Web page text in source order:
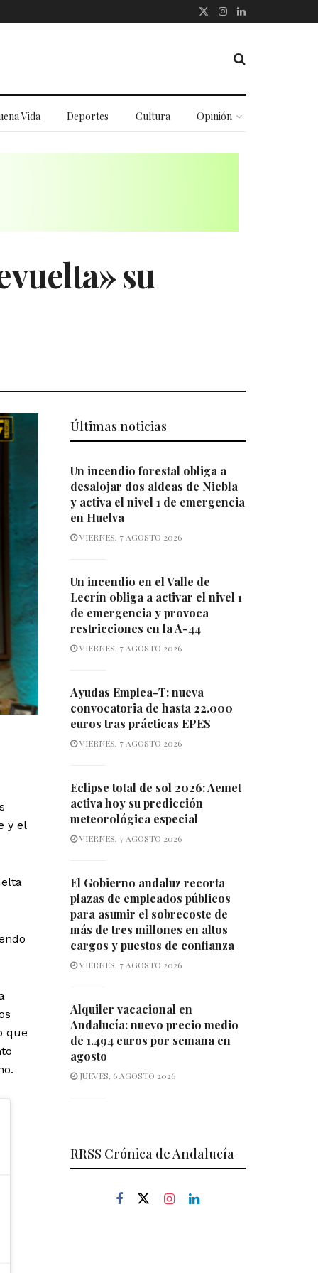
Vida Deportes Cultura Opinión
su
y el
que
Últimas noticias
Un incendio forestal obliga a
desalojar dos aldeas de Niebla
y activa el nivel 1 de emergencia
en Huelva
VIERNES, 7 AGOSTO 2026
Un incendio en el Valle de
Lecrín obliga a activar el nivel 1
de emergencia y provoca
restricciones en la A-44
VIERNES, 7 AGOSTO 2026
Ayudas Emplea-T: nueva
convocatoria de hasta 22.000
euros tras prácticas EPES
VIERNES, 7 AGOSTO 2026
Eclipse total de sol 2026: Aemet
activa hoy su predicción
meteorológica especial
VIERNES, 7 AGOSTO 2026
El Gobierno andaluz recorta
plazas de empleados públicos
para asumir el sobrecoste de
más de tres millones en altos
cargos y puestos de confianza
VIERNES, 7 AGOSTO 2026
Alquiler vacacional en
Andalucía: nuevo precio medio
de 1.494 euros por semana en
agosto
JUEVES, 6 AGOSTO 2026
RRSS Crónica de Andalucía